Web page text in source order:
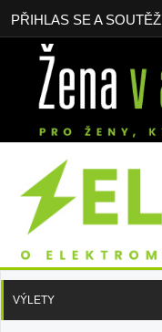
PŘIHLAS SE A SOUTĚŽ
VÝLETY